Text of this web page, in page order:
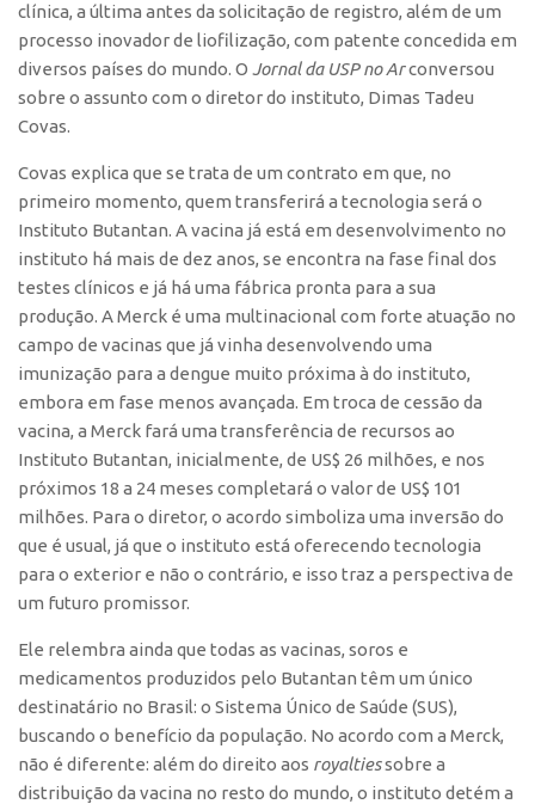
Leis e Normas
Inteligência Competitiva
Editais
Pesquisa na USP
EMBRAPIIs
CEPIDs
CEPIX
INCTs
PRPI/USP
Comunicação
Eventos
Agenda AUSPIN
Fala Inovação
Premiações
Edição 2025
Edição 2021
Edição 2019
clínica, a última antes da solicitação de registro, além de um
processo inovador de liofilização, com patente concedida em
diversos países do mundo. O Jornal da USP no Arconversou
sobre o assunto com o diretor do instituto, Dimas Tadeu
Covas.
Covas explica que se trata de um contrato em que, no
primeiro momento, quem transferirá a tecnologia será o
Instituto Butantan. A vacina já está em desenvolvimento no
instituto há mais de dez anos, se encontra na fase final dos
testes clínicos e já há uma fábrica pronta para a sua
produção. A Merck é uma multinacional com forte atuação no
campo de vacinas que já vinha desenvolvendo uma
imunização para a dengue muito próxima à do instituto,
embora em fase menos avançada. Em troca de cessão da
vacina, a Merck fará uma transferência de recursos ao
Instituto Butantan, inicialmente, de US$ 26 milhões, e nos
próximos 18 a 24 meses completará o valor de US$ 101
milhões. Para o diretor, o acordo simboliza uma inversão do
que é usual, já que o instituto está oferecendo tecnologia
para o exterior e não o contrário, e isso traz a perspectiva de
um futuro promissor.
Ele relembra ainda que todas as vacinas, soros e
medicamentos produzidos pelo Butantan têm um único
destinatário no Brasil: o Sistema Único de Saúde (SUS),
buscando o benefício da população. No acordo com a Merck,
não é diferente: além do direito aos royaltiessobre a
distribuição da vacina no resto do mundo, o instituto detém a